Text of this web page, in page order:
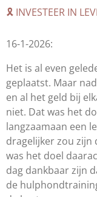
Ga
naar
hoofdinhoud
16-1-2026:
Het is al even
geplaatst. Maar
en al het geld bij
niet. Dat was het
langzaamaan een
dragelijker zou zijn
was het doel
dag dankbaar zijn
de